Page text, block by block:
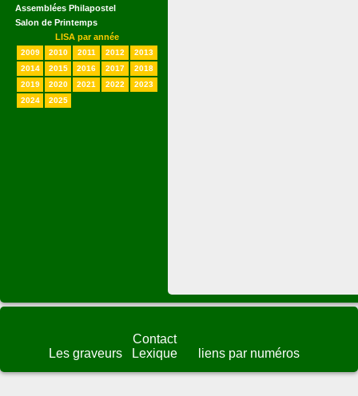
Assemblées Philapostel
Salon de Printemps
LISA par année
2009 2010 2011 2012
2013
2014
2015 2016 2017
2018
2019
2020 2021 2022
2023
2024
2025
Les graveurs
Contact
Lexique
liens par numéros